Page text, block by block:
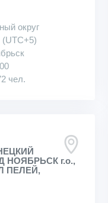
округ
чел.
г.о.,
ПЕЛЕЙ,